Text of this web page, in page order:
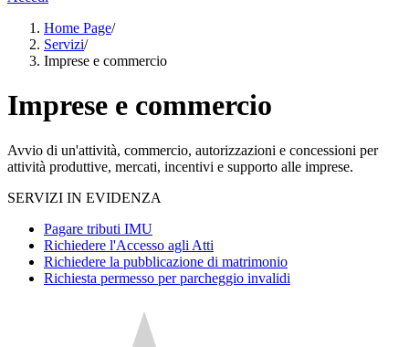
Home Page/
Servizi/
Imprese e commercio
Imprese e commercio
Avvio di un'attività, commercio, autorizzazioni e concessioni per
attività produttive, mercati, incentivi e supporto alle imprese.
SERVIZI IN EVIDENZA
Pagare tributi IMU
Richiedere l'Accesso agli Atti
Richiedere la pubblicazione di matrimonio
Richiesta permesso per parcheggio invalidi